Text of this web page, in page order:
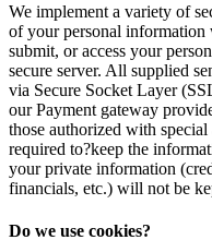
We implement a variety of
of your personal information
submit, or access your
secure server. All supplied
via Secure Socket Layer
our Payment gateway
those authorized with special
required to?keep the
your private information
financials, etc.) will not be
Do we use cookies?